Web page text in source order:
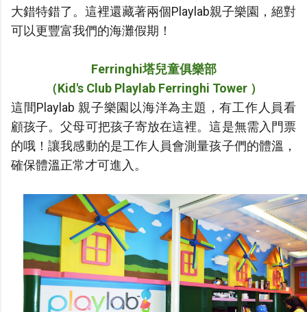
大錯特錯了。這裡還藏著兩個Playlab親子樂園，絕對
可以更豐富我們的海灘假期！
Ferringhi塔兒童俱樂部
（Kid's Club Playlab Ferringhi Tower ）
這間Playlab 親子樂園以海洋為主題，有工作人員看
顧孩子。父母可把孩子寄放在這裡。這是無需入門票
的哦！讓我感動的是工作人員會測量孩子們的體溫，
確保體溫正常才可進入。